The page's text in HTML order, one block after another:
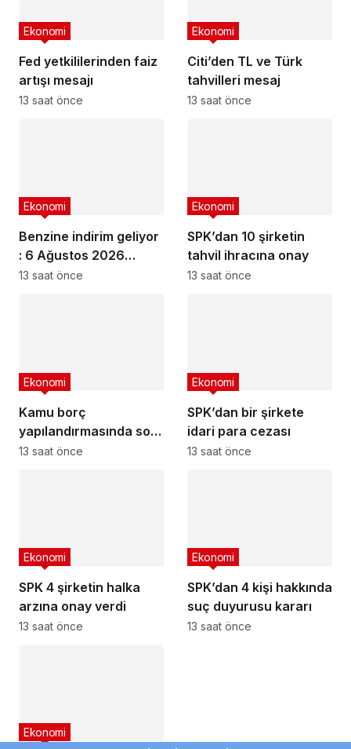
Fed yetkililerinden faiz
artışı mesajı
Ekonomi
13 saat önce
Citi’den TL ve Türk
tahvilleri mesaj
Ekonomi
13 saat önce
Benzine indirim geliyor
: 6 Ağustos 2026
güncel akaryakıt
Ekonomi
13 saat önce
SPK’dan 10 şirketin
tahvil ihracına onay
Ekonomi
13 saat önce
Kamu borç
yapılandırmasında son
başvuru tarihi
Ekonomi
13 saat önce
SPK’dan bir şirkete
idari para cezası
Ekonomi
13 saat önce
SPK 4 şirketin halka
arzına onay verdi
Ekonomi
13 saat önce
SPK’dan 4 kişi hakkında
suç duyurusu kararı
Ekonomi
13 saat önce
Ekonomi